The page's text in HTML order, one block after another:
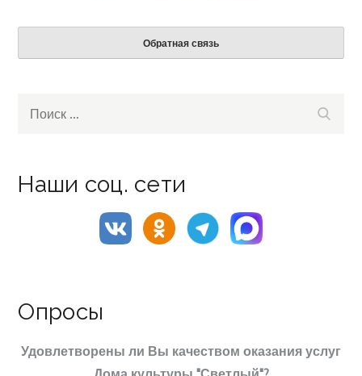
Обратная связь
Наши соц. сети
Опросы
Удовлетворены ли Вы качеством оказания услуг